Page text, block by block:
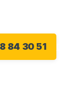
84 30 51